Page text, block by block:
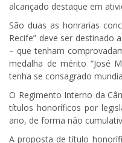
alcançado destaque em
São duas as honrarias
Recife” deve ser destinado
– que tenham
medalha de mérito “José
tenha se consagrado
O Regimento Interno da
títulos honoríficos por
ano, de forma não
A proposta de título